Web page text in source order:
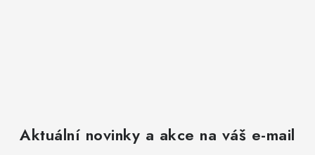
DÁRKOVÉ POUKAZY
Aktuální novinky a akce na váš e-mail